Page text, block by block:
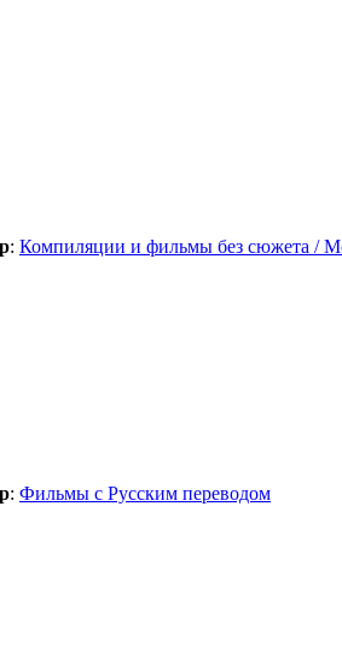
: Компиляции и фильмы без сюжета /
: Фильмы с Русским переводом